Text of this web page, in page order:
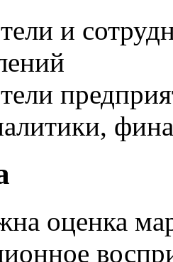
и
оценка